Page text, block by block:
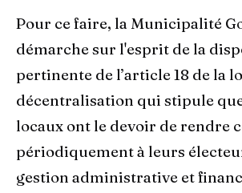
Pour ce faire, la Municipalité
démarche sur l'esprit de la
pertinente de l’article 18 de la
décentralisation qui stipule
locaux ont le devoir de rendre
périodiquement à leurs
gestion administrative et